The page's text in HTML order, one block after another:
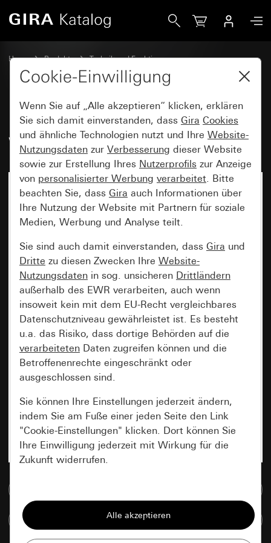
Home Produkte
Technik und Funktionen
Unterputz-Einsätze, Zubehör
Einsatz Wipptaster 10 A 250 V~
Wechsler 1-polig
Artikel vergleichen
Cookie-Einwilligung
Wenn Sie auf „Alle akzeptieren“ klicken, erklären
Sie sich damit einverstanden, dass Gira Cookies
und ähnliche Technologien nutzt und Ihre Website-
Nutzungsdaten zur Verbesserung dieser Website
sowie zur Erstellung Ihres Nutzerprofils zur Anzeige
von personalisierter Werbung verarbeitet. Bitte
beachten Sie, dass Gira auch Informationen über
Ihre Nutzung der Website mit Partnern für soziale
Medien, Werbung und Analyse teilt.
Sie sind auch damit einverstanden, dass Gira und
Dritte zu diesen Zwecken Ihre Website-
Nutzungsdaten in sog. unsicheren Drittländern
außerhalb des EWR verarbeiten, auch wenn
insoweit kein mit dem EU-Recht vergleichbares
Datenschutzniveau gewährleistet ist. Es besteht
u.a. das Risiko, dass dortige Behörden auf die
verarbeiteten Daten zugreifen können und die
Betroffenenrechte eingeschränkt oder
ausgeschlossen sind.
Sie können Ihre Einstellungen jederzeit ändern,
indem Sie am Fuße einer jeden Seite den Link
"Cookie-Einstellungen" klicken. Dort können Sie
Ihre Einwilligung jederzeit mit Wirkung für die
Zukunft widerrufen.
Alle Cookies, die wir benötigen um Ihnen die
Seite anzeigen zu können.